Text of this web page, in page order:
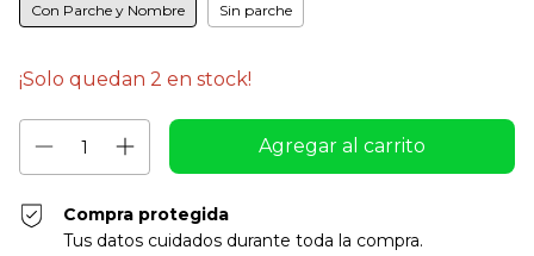
Con Parche y Nombre Sin parche
¡Solo quedan 2 en stock!
Compra protegida
Tus datos cuidados durante toda la compra.